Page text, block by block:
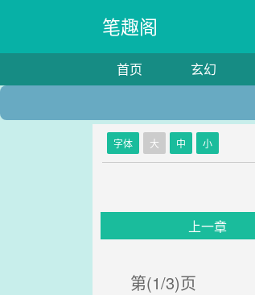
笔趣阁
首页 玄幻
字体 大 中 小
上一章
第(1/3)页